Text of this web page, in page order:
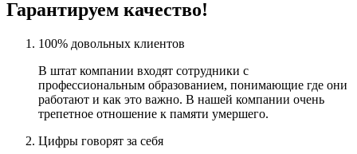
Гарантируем качество!
100% довольных клиентов
В штат компании входят сотрудники с
профессиональным образованием, понимающие где они
работают и как это важно. В нашей компании очень
трепетное отношение к памяти умершего.
Цифры говорят за себя